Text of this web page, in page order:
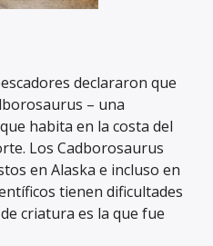
declararon que
– una
habita en la costa del
Los Cadborosaurus
en Alaska e incluso en
tienen dificultades
criatura es la que fue